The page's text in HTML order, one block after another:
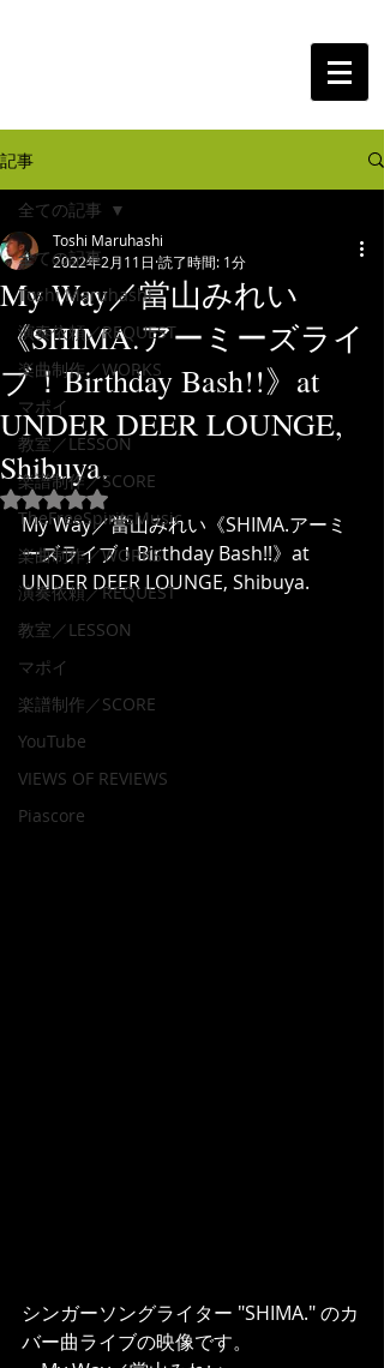
記事
全ての記事
Toshi Maruhashi
演奏依頼／REQUEST
楽曲制作／WORKS
マポイ
教室／LESSON
楽譜制作／SCORE
TheFreeSpiritsMusic
楽曲制作／WORKS
演奏依頼／REQUEST
教室／LESSON
マポイ
楽譜制作／SCORE
YouTube
VIEWS OF REVIEWS
Piascore
全ての記事
My Way／當山みれい
《SHIMA.アーミーズライ
ブ！Birthday Bash!!》at
UNDER DEER LOUNGE,
Shibuya.
Toshi Maruhashi
2022年2月11日 読了時間: 1分
5つ星のうちNaNと評価されています。
My Way／當山みれい《SHIMA.アーミ
ーズライブ！Birthday Bash!!》at
UNDER DEER LOUNGE, Shibuya.
シンガーソングライター "SHIMA." のカ
バー曲ライブの映像です。